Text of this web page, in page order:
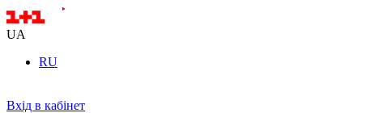
UA
RU
Вхід в кабінет